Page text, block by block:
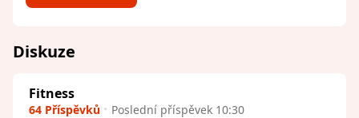
Diskuze
Fitness
64 Příspěvků Poslední příspěvek 10:30